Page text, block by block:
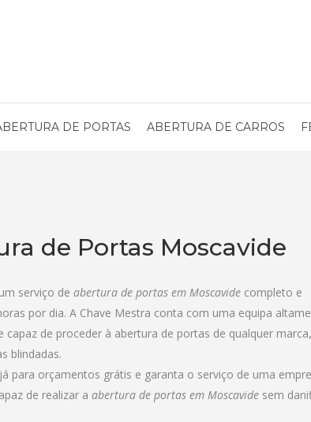
DE PORTAS ABERTURA DE CARROS
de Portas Moscavide
serviço de abertura de portas em Moscavide completo e
por dia. A Chave Mestra conta com uma equipa
capaz de proceder à abertura de portas de qualquer marca,
blindadas.
para orçamentos grátis e garanta o serviço de uma
de realizar a abertura de portas em Moscavide sem